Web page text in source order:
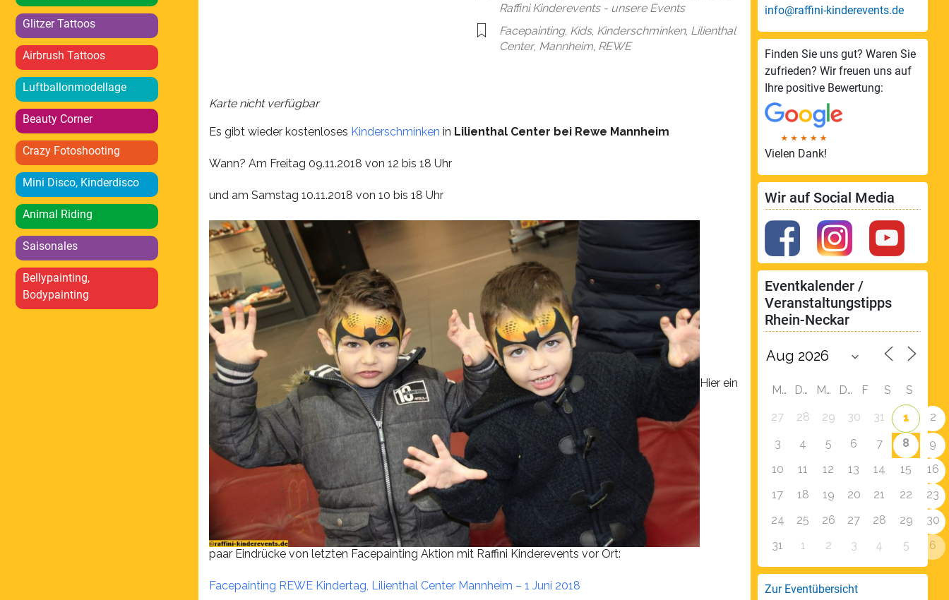
Glitzer Tattoos
Airbrush Tattoos
Luftballonmodellage
Beauty Corner
Crazy Fotoshooting
Mini Disco, Kinderdisco
Animal Riding
Saisonales
Bellypainting,
Bodypainting
Raffini Kinderevents - unsere Events
Facepainting, Kids, Kinderschminken, Lilienthal
Center, Mannheim, REWE
Karte nicht verfügbar
Es gibt wieder kostenloses Kinderschminken in Lilienthal Center bei Rewe Mannheim
Wann? Am Freitag 09.11.2018 von 12 bis 18 Uhr
und am Samstag 10.11.2018 von 10 bis 18 Uhr
Hier ein
paar Eindrücke von letzten Facepainting Aktion mit Raffini Kinderevents vor Ort:
Facepainting REWE Kindertag, Lilienthal Center Mannheim – 1 Juni 2018
info@raffini-kinderevents.de
Finden Sie uns gut? Waren Sie
zufrieden? Wir freuen uns auf
Ihre positive Bewertung:
Vielen Dank!
Wir auf Social Media
Eventkalender /
Veranstaltungstipps
Rhein-Neckar
M D M D F S
S
27
28 29 30 31 1
2
3
4 5 6 7 8
9
10
11 12 13 14 15
16
17
18 19 20 21 22
23
24
25 26 27 28 29
30
31
1 2 3 4 5 6
Zur Eventübersicht